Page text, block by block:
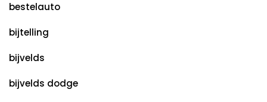
bestelauto
bijtelling
bijvelds
bijvelds dodge